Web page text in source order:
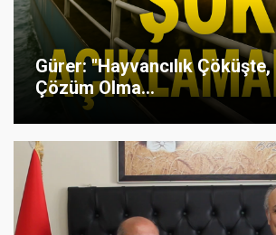
Gürer: "Hayvancılık
Çözüm Olma...